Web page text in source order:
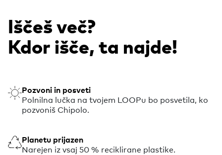
Iščeš več?
Kdor išče, ta najde!
Pozvoni in posveti
Polnilna lučka na tvojem LOOPu bo posvetila, ko
pozvoniš Chipolo.
Planetu prijazen
Narejen iz vsaj 50 % reciklirane plastike.